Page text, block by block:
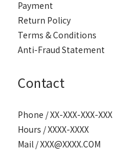
Payment
Return Policy
Terms & Conditions
Anti-Fraud Statement
Contact
Phone / XX-XXX-XXX-XXX
Hours / XXXX-XXXX
Mail / XXX@XXXX.COM